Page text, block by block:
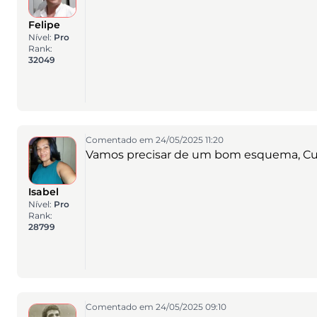
Felipe
Nível: Pro
Rank:
32049
Isabel
Nível: Pro
Rank:
28799
Comentado em 24/05/2025 11:20
Vamos precisar de um bom esquema,
Comentado em 24/05/2025 09:10